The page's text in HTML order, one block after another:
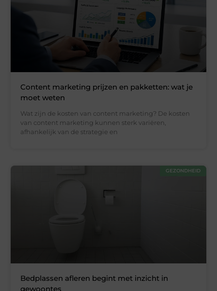
Content marketing prijzen en pakketten: wat je
moet weten
Wat zijn de kosten van content marketing? De kosten
van content marketing kunnen sterk variëren,
afhankelijk van de strategie en
GEZONDHEID
Bedplassen afleren begint met inzicht in
gewoontes